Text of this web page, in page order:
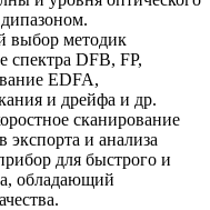
выбор методик
спектра DFB, FP,
EDFA,
и дрейфа и др.
сканирование
экспорта и анализа
для быстрого и
обладающий